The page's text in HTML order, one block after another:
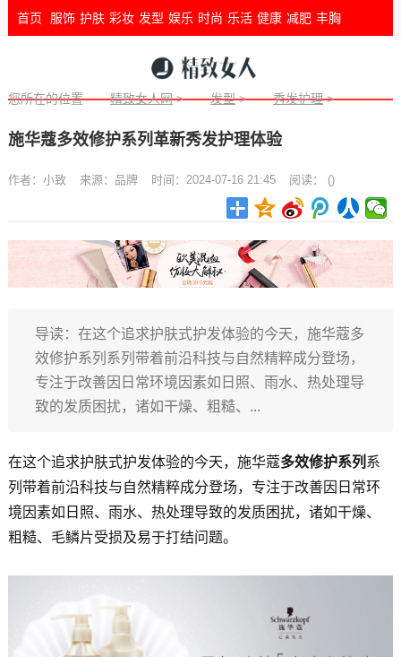
首页 服饰 护肤 彩妆 发型 娱乐 时尚 乐活 健康 减肥 丰胸
您所在的位置 精致女人网> 发型> 秀发护理>
施华蔻多效修护系列革新秀发护理体验
作者： 小致 来源： 品牌 时间：2024-07-16 21:45 阅读： ()
导读：在这个追求护肤式护发体验的今天，施华蔻多
效修护系列系列带着前沿科技与自然精粹成分登场，
专注于改善因日常环境因素如日照、雨水、热处理导
致的发质困扰，诸如干燥、粗糙、...
在这个追求护肤式护发体验的今天，施华蔻多效修护系列 系
列带着前沿科技与自然精粹成分登场，专注于改善因日常环
境因素如日照、雨水、热处理导致的发质困扰，诸如干燥、
粗糙、毛鳞片受损及易于打结问题。